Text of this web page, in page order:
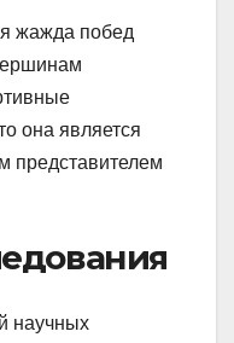
жажда побед
она является
представителем
научных